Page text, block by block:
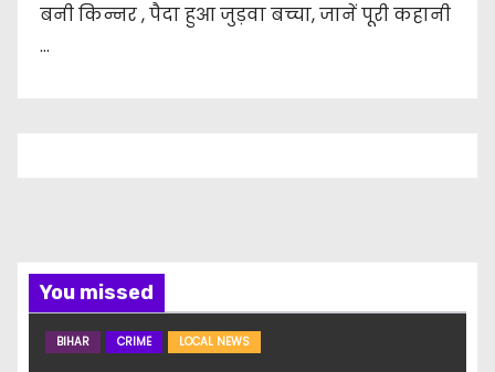
बनी किन्नर , पैदा हुआ जुड़वा बच्चा, जानें पूरी कहानी
…
You missed
BIHAR CRIME LOCAL NEWS